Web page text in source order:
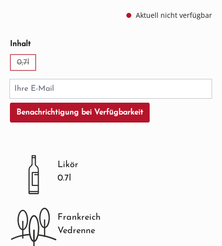
Aktuell nicht verfügbar
Inhaltauswählen
0,7l
(Diese Option ist zurzeit nicht verfügbar.)
Ihre E-Mail
Benachrichtigung bei Verfügbarkeit
Likör
0.7l
Frankreich
Vedrenne